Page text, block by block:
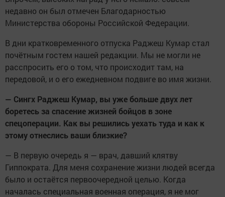
недавно он был отмечен Благодарностью
Министерства обороны Российской Федерации.
В дни кратковременного отпуска Раджеш Кумар стал
почётным гостем нашей редакции. Мы не могли не
расспросить его о том, что происходит там, на
передовой, и о его ежедневном подвиге во имя жизни.
— Сингх Раджеш Кумар, вы уже больше двух лет
боретесь за спасение жизней бойцов в зоне
спецоперации. Как вы решились уехать туда и как к
этому отнеслись ваши близкие?
— В первую очередь я — врач, давший клятву
Гиппократа. Для меня сохранение жизни людей всегда
было и остаётся первоочередной целью. Когда
началась специальная военная операция, я не мог